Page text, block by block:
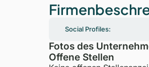
Social Profiles:
Fotos des
Offene Stellen